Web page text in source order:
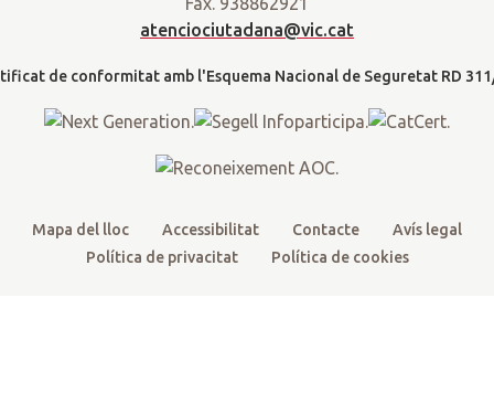
t
b
o
k
u
a
a
m
atenciociutadana@vic.cat
Mapa del lloc Accessibilitat Contacte
Avís legal
Política de privacitat
Política de cookies
t